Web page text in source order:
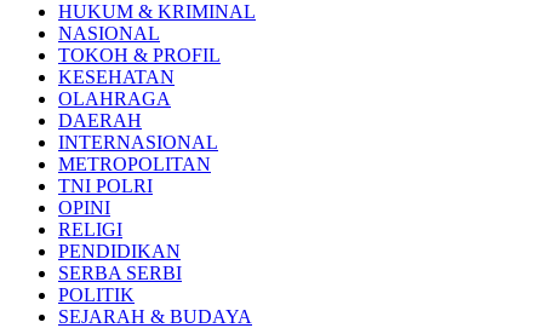
HUKUM & KRIMINAL
NASIONAL
TOKOH & PROFIL
KESEHATAN
OLAHRAGA
DAERAH
INTERNASIONAL
METROPOLITAN
TNI POLRI
OPINI
RELIGI
PENDIDIKAN
SERBA SERBI
POLITIK
SEJARAH & BUDAYA